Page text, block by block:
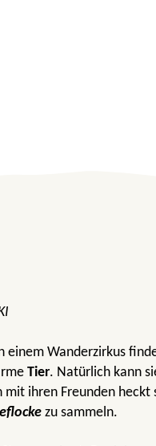
einem Wanderzirkus
Tier. Natürlich kann
mit ihren Freunden heckt
zu sammeln.